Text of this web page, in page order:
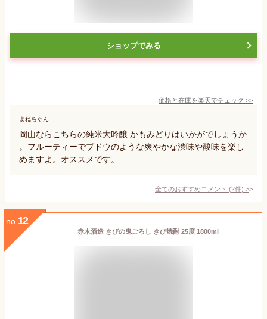
ショップでみる
価格と在庫を楽天でチェック >>
よねちゃん
岡山ならこちらの純米大吟醸 かもみどりはいかがでしょうか
。フルーティーでブドウのような爽やかな渋味や酸味を楽し
めますよ。オススメです。
全てのおすすめコメント (2件) >
no. 12
赤木酒造 きびの鬼ごろし きび焼酎 25度 1800ml